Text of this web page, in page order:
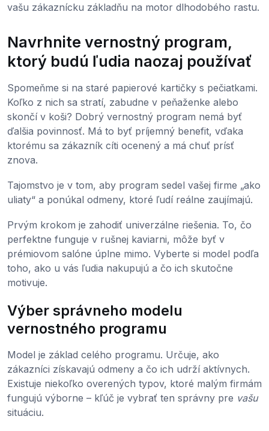
vašu zákaznícku základňu na motor dlhodobého rastu.
Navrhnite vernostný program,
ktorý budú ľudia naozaj používať
Spomeňme si na staré papierové kartičky s pečiatkami.
Koľko z nich sa stratí, zabudne v peňaženke alebo
skončí v koši? Dobrý vernostný program nemá byť
ďalšia povinnosť. Má to byť príjemný benefit, vďaka
ktorému sa zákazník cíti ocenený a má chuť prísť
znova.
Tajomstvo je v tom, aby program sedel vašej firme „ako
uliaty“ a ponúkal odmeny, ktoré ľudí reálne zaujímajú.
Prvým krokom je zahodiť univerzálne riešenia. To, čo
perfektne funguje v rušnej kaviarni, môže byť v
prémiovom salóne úplne mimo. Vyberte si model podľa
toho, ako u vás ľudia nakupujú a čo ich skutočne
motivuje.
Výber správneho modelu
vernostného programu
Model je základ celého programu. Určuje, ako
zákazníci získavajú odmeny a čo ich udrží aktívnych.
Existuje niekoľko overených typov, ktoré malým firmám
fungujú výborne – kľúč je vybrať ten správny pre vašu
situáciu.